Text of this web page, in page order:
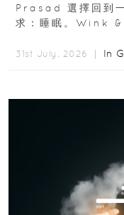
Prasad 選擇回到
求：睡眠。Wink &
31st July, 2026 ｜ In